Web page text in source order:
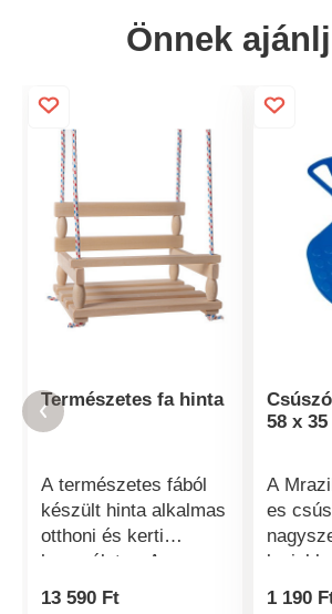
Önnek
Természetes fa hinta
A természetes fából
készült hinta alkalmas
otthoni és kerti
használatra. A
szabadban könnyen
13 590 Ft
58 x
A
es
legjobb
1 190